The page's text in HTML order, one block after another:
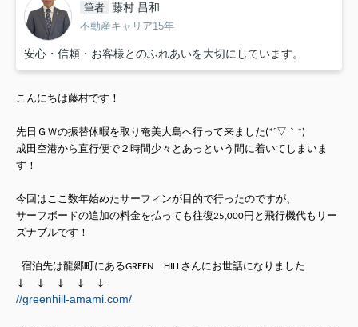
筆者 藤村 昌和
不動産キャリア15年
安心・信頼・お客様とのふれあいを大切にしています。
こんにちは藤村です！
先日ＧＷの振替休暇を取り奄美大島へ行って来ました(*´▽｀*)
成田空港から直行便で２時間少々とあっという間に着いてしまいま
す！
今回はここ数年始めたサーフィンが目的で行ったのですが、
サーフボードの追加の料金を払っても往復25,000円と飛行機代もリー
ズナブルです！
宿泊先は龍郷町にあるGREEN HILLさんにお世話になりました
↓ ↓ ↓ ↓ ↓
//greenhill-amami.com/